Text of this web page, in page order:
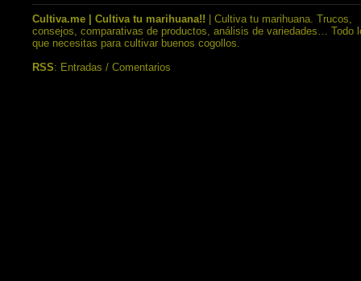
Cultiva.me | Cultiva tu marihuana!! | Cultiva tu marihuana. Trucos,
consejos, comparativas de productos, análisis de variedades… Todo
que necesitas para cultivar buenos cogollos.
RSS: Entradas / Comentarios